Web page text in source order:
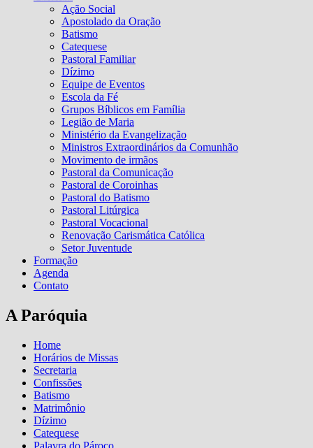
Ação Social
Apostolado da Oração
Batismo
Catequese
Pastoral Familiar
Dízimo
Equipe de Eventos
Escola da Fé
Grupos Bíblicos em Família
Legião de Maria
Ministério da Evangelização
Ministros Extraordinários da Comunhão
Movimento de irmãos
Pastoral da Comunicação
Pastoral de Coroinhas
Pastoral do Batismo
Pastoral Litúrgica
Pastoral Vocacional
Renovação Carismática Católica
Setor Juventude
Formação
Agenda
Contato
A Paróquia
Home
Horários de Missas
Secretaria
Confissões
Batismo
Matrimônio
Dízimo
Catequese
Palavra do Pároco